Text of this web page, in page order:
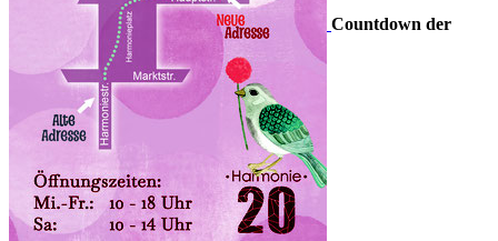
Countdown der